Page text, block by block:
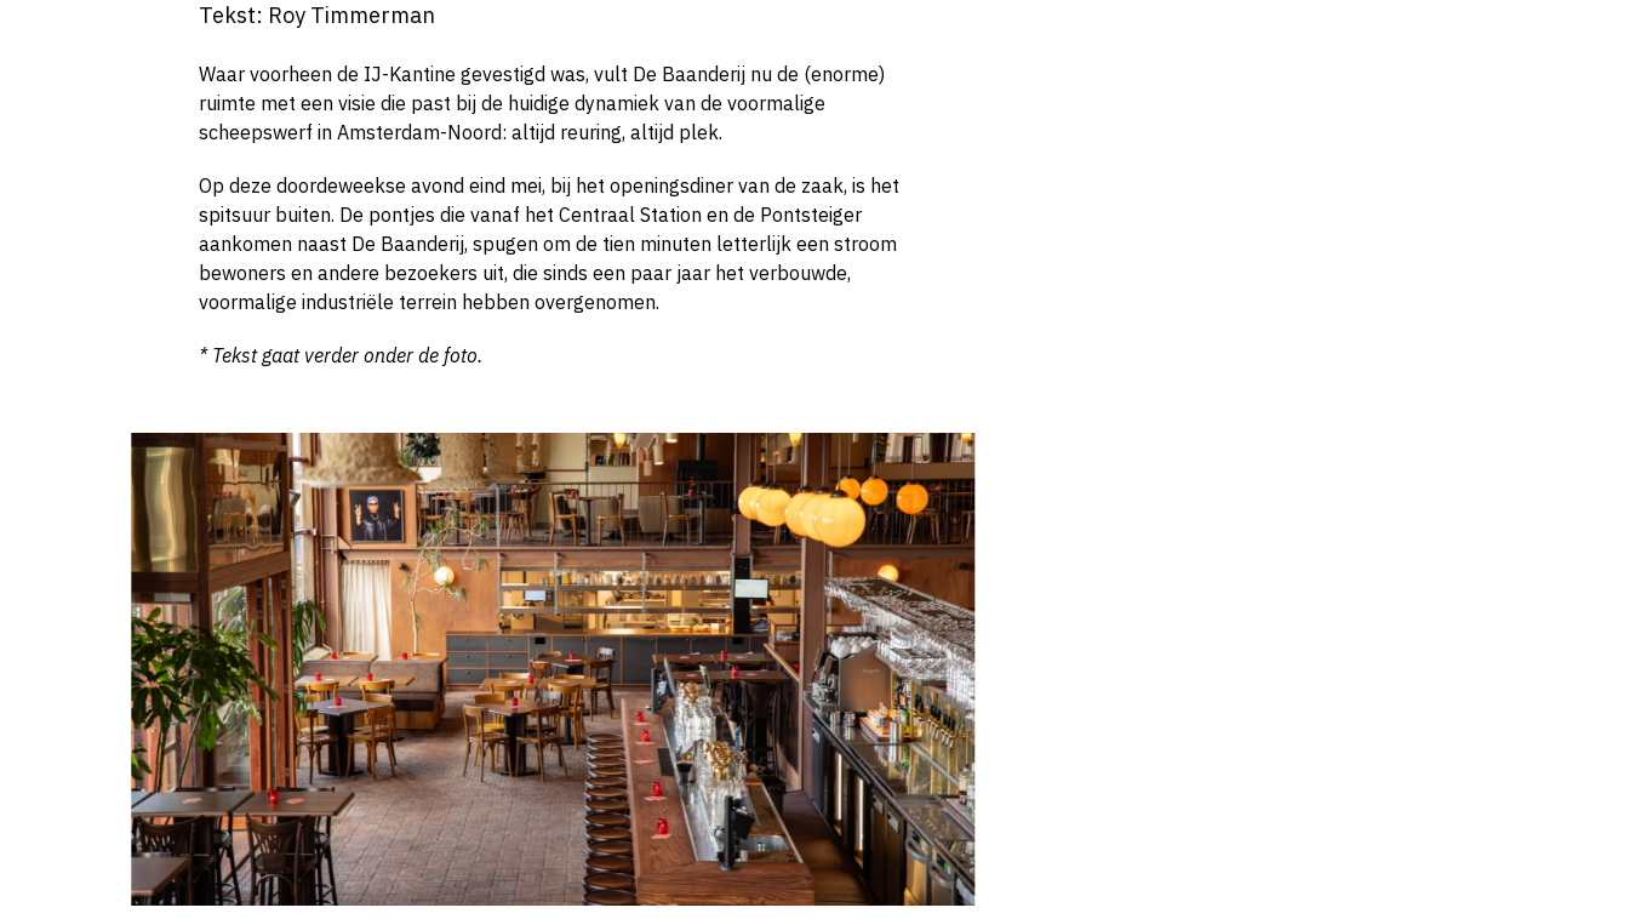
Tekst: Roy Timmerman
Waar voorheen de IJ-Kantine gevestigd was, vult De Baanderij nu de (enorme)
ruimte met een visie die past bij de huidige dynamiek van de voormalige
scheepswerf in Amsterdam-Noord: altijd reuring, altijd plek.
Op deze doordeweekse avond eind mei, bij het openingsdiner van de zaak, is het
spitsuur buiten. De pontjes die vanaf het Centraal Station en de Pontsteiger
aankomen naast De Baanderij, spugen om de tien minuten letterlijk een stroom
bewoners en andere bezoekers uit, die sinds een paar jaar het verbouwde,
voormalige industriële terrein hebben overgenomen.
* Tekst gaat verder onder de foto.